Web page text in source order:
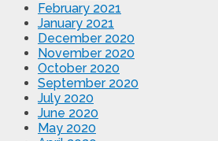
February 2021
January 2021
December 2020
November 2020
October 2020
September 2020
July 2020
June 2020
May 2020